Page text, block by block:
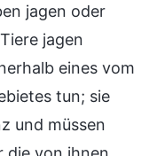
jagen oder
jagen
eines vom
tun; sie
und müssen